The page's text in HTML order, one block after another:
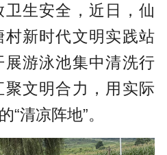
生安全，近日，仙
村新时代文明实践站
游泳池集中清洗行
文明合力，用实际
“清凉阵地”。